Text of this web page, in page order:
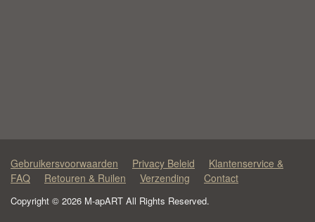
Gebruikersvoorwaarden Privacy Beleid
Klantenservice &
FAQ
Retouren & Ruilen Verzending Contact
Copyright © 2026 M-apART All Rights Reserved.